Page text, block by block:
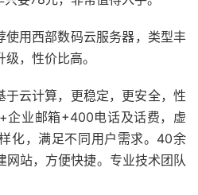
使用西部数码云服务器，类型丰
，性价比高。
于云计算，更稳定，更安全，性
企业邮箱+400电话及话费，虚
化，满足不同用户需求。40余
网站，方便快捷。专业技术团队